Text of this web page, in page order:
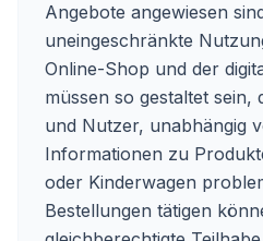
Angebote angewiesen
uneingeschränkte
Online-Shop und der
müssen so gestaltet sein,
und Nutzer, unabhängig
Informationen zu
oder Kinderwagen
Bestellungen tätigen